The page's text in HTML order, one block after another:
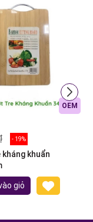
OEM
- 19%
khuẩn
giỏ